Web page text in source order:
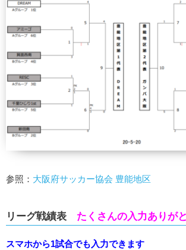
参照： 大阪府サッカー協会 豊能地区
リーグ戦績表 たくさんの入力ありが
スマホから1試合でも入力できます